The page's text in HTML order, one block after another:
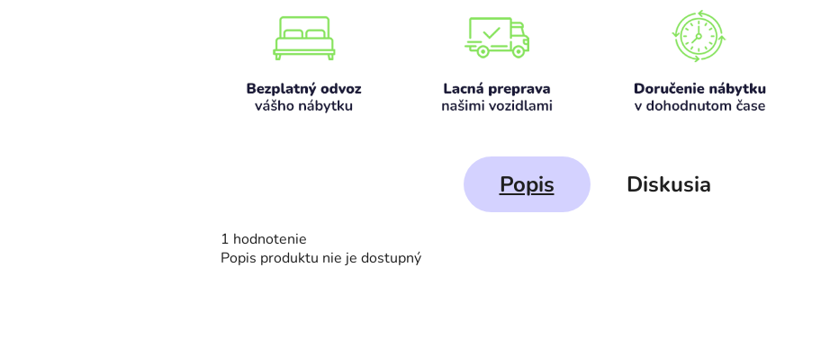
Popis Diskusia
Priemerné
hodnotenie
produktu
1 hodnotenie
Popis produktu nie je dostupný